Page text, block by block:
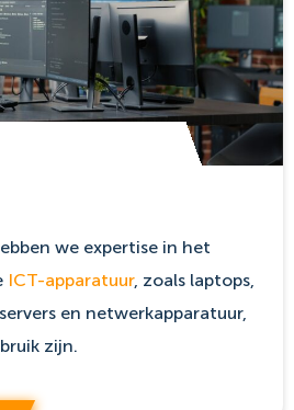
we expertise in het
ICT-apparatuur, zoals laptops,
en netwerkapparatuur,
zijn.